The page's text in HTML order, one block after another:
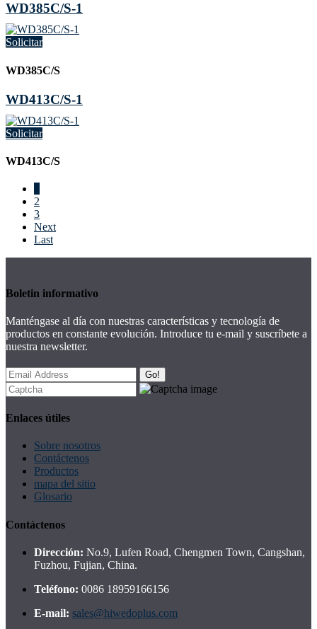
WD385C/S-1
Solicitar
WD385C/S
WD413C/S-1
Solicitar
WD413C/S
2
3
Next
Last
Boletin informativo
Manténgase al día con nuestras características y tecnología de
productos en constante evolución. Introduce tu e-mail y suscríbete a
nuestra newsletter.
Go!
Enlaces útiles
Sobre nosotros
Contáctenos
Productos
mapa del sitio
Glosario
Contáctenos
Dirección: No.9, Lufen Road, Chengmen Town, Cangshan,
Fuzhou, Fujian, China.
Teléfono: 0086 18959166156
E-mail: sales@hiwedoplus.com